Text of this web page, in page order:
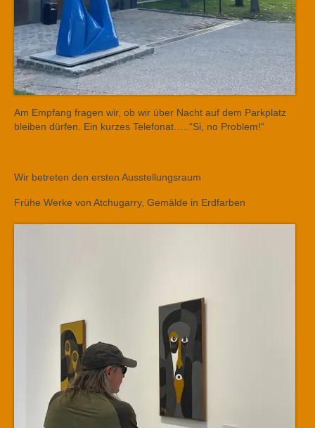
Am Empfang fragen wir, ob wir über Nacht auf dem Parkplatz
bleiben dürfen. Ein kurzes Telefonat…..“Si, no Problem!“
Wir betreten den ersten Ausstellungsraum
Frühe Werke von Atchugarry, Gemälde in Erdfarben